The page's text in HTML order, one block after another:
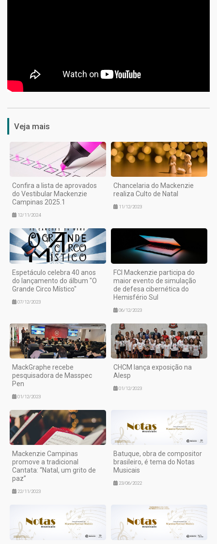
1
Veja mais
Confira a lista de aprovados
do Vestibular Mackenzie
Campinas 2025.1
12/11/2024
Chancelaria do Mackenzie
realiza Culto de Natal
11/12/2023
Espetáculo celebra 40 anos
do lançamento do álbum "O
Grande Circo Místico"
07/12/2023
FCI Mackenzie participa do
maior evento de simulação
de defesa cibernética do
Hemisfério Sul
06/12/2023
MackGraphe recebe
pesquisadora de Masspec
Pen
01/12/2023
CHCM lança exposição na
Alesp
01/12/2023
Mackenzie Campinas
promove a tradicional
Cantata: “Natal, um grito de
paz”
22/11/2023
Batuque, obra de compositor
brasileiro, é tema do Notas
Musicais
23/06/2022